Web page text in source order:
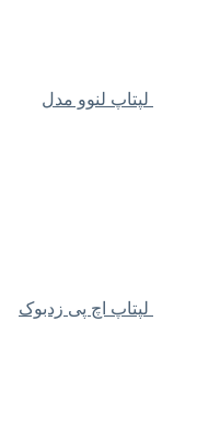
لپتاپ لنوو مدل
لپتاپ اچ پی زدبوک